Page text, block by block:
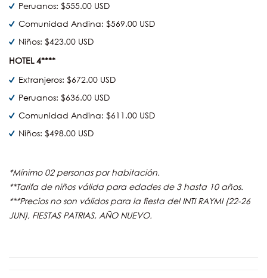
Peruanos: $555.00 USD
Comunidad Andina: $569.00 USD
Niños: $423.00 USD
HOTEL 4****
Extranjeros: $672.00 USD
Peruanos: $636.00 USD
Comunidad Andina: $611.00 USD
Niños: $498.00 USD
*Mínimo 02 personas por habitación.
**Tarifa de niños válida para edades de 3 hasta 10 años.
***Precios no son válidos para la fiesta del INTI RAYMI (22-26
JUN), FIESTAS PATRIAS, AÑO NUEVO.